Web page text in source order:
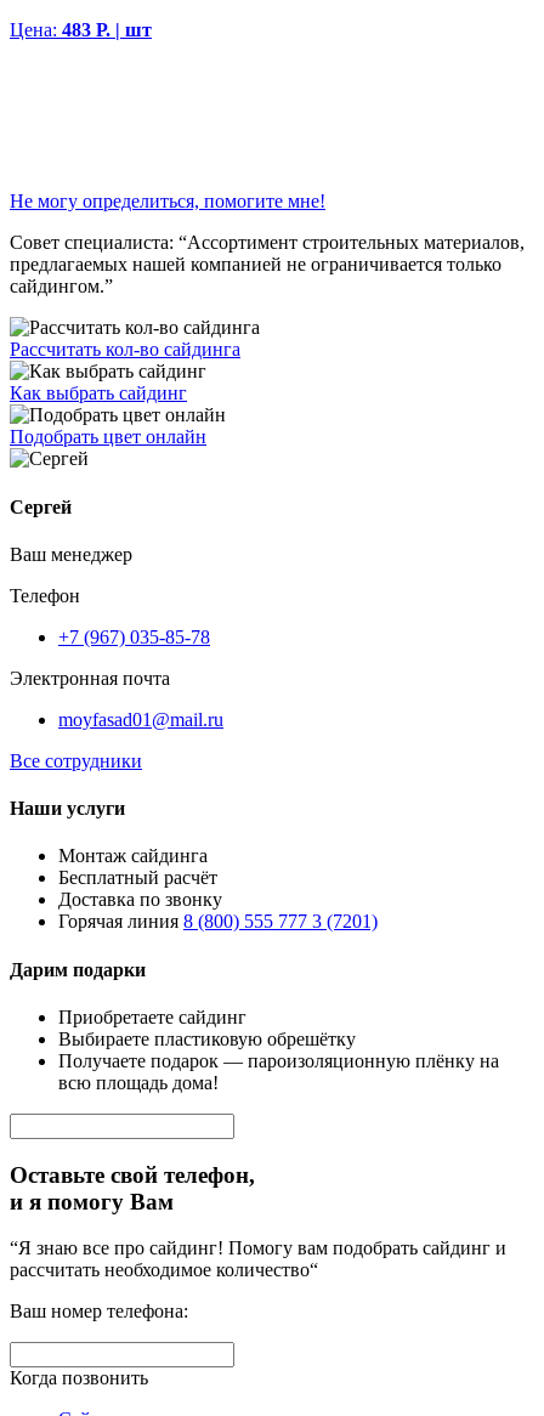
Цена: 483 Р. | шт
Не могу определиться, помогите мне!
Совет специалиста: “Ассортимент строительных материалов,
предлагаемых нашей компанией не ограничивается только
сайдингом.”
Рассчитать кол-во сайдинга
Как выбрать сайдинг
Подобрать цвет онлайн
Сергей
Ваш менеджер
Телефон
+7 (967) 035-85-78
Электронная почта
moyfasad01@mail.ru
Все сотрудники
Наши услуги
Монтаж сайдинга
Бесплатный расчёт
Доставка по звонку
Горячая линия 8 (800) 555 777 3 (7201)
Дарим подарки
Приобретаете сайдинг
Выбираете пластиковую обрешётку
Получаете подарок — пароизоляционную плёнку на
всю площадь дома!
Оставьте свой телефон,
и я помогу Вам
“Я знаю все про сайдинг! Помогу вам подобрать сайдинг и
рассчитать необходимое количество“
Ваш номер телефона:
Когда позвонить